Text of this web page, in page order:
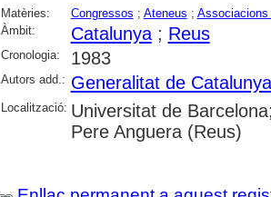
Matèries: Congressos ; Ateneus ; Associacions
Àmbit:
Catalunya; Reus
Cronologia: 1983
Autors add.: Generalitat de Catalunya
Localització: Universitat de
Pere Anguera (Reus)